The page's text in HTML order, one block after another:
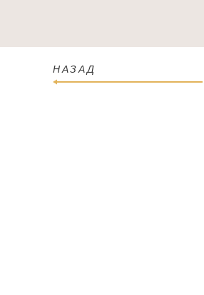
НАЗАД